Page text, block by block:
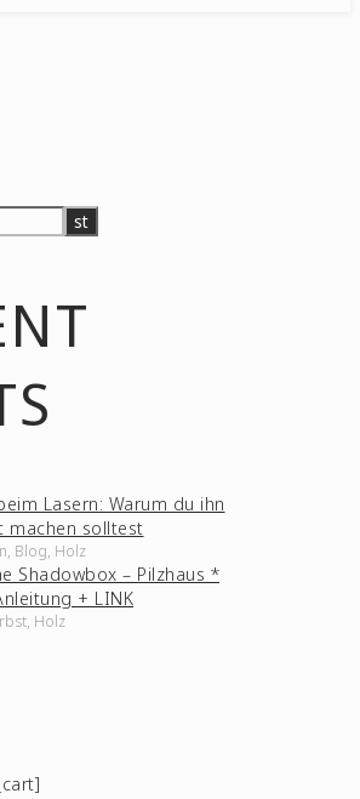
Lasern: Warum du ihn
machen solltest
Blog, Holz
Shadowbox – Pilzhaus *
+ LINK
Holz